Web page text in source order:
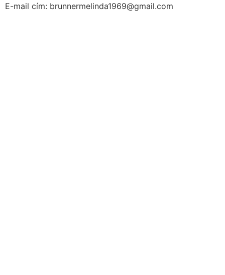
E-mail cím: brunnermelinda1969@gmail.com